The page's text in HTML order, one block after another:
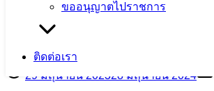
ขออนุญาตไปราชการ
ติดต่อเรา
รายงานสรุปผลการจัดซื้อจัดจ้
จัดหาพัสดุ ประจำปี
29 มิถุนายน 202328 มิถุนายน 2024